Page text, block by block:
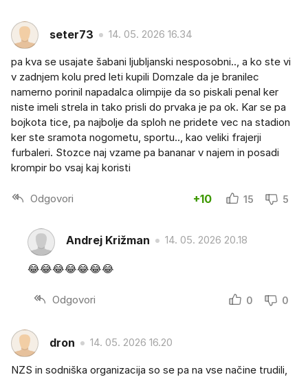
seter73 14. 05. 2026 16.34
pa kva se usajate šabani ljubljanski nesposobni.., a ko ste vi
v zadnjem kolu pred leti kupili Domzale da je branilec
namerno porinil napadalca olimpije da so piskali penal ker
niste imeli strela in tako prisli do prvaka je pa ok. Kar se pa
bojkota tice, pa najbolje da sploh ne pridete vec na stadion
ker ste sramota nogometu, sportu.., kao veliki frajerji
furbaleri. Stozce naj vzame pa bananar v najem in posadi
krompir bo vsaj kaj koristi
Odgovori +10 15 5
Andrej Križman 14. 05. 2026 20.18
😂😂😂😂😂😂😂
Odgovori 0 0
dron 14. 05. 2026 16.20
NZS in sodniška organizacija so se pa na vse načine trudili,